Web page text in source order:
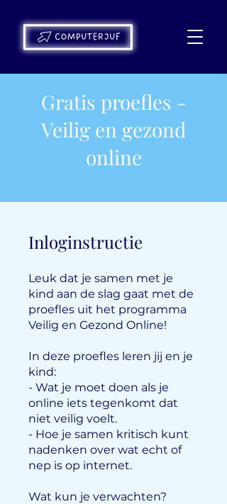
Gratis proefles -
Veilig en gezond
online
Inloginstructie
Leuk dat je samen met je
kind aan de slag gaat met de
proefles uit het programma
Veilig en Gezond Online!
In deze proefles leren jij en je
kind:
- Wat je moet doen als je
online iets tegenkomt dat
niet veilig voelt.
- Hoe je samen kritisch kunt
nadenken over wat echt of
nep is op internet.
Wat kun je verwachten?